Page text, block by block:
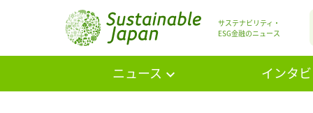
サステナビリティ・
ESG金融のニュース
ニュース インタ